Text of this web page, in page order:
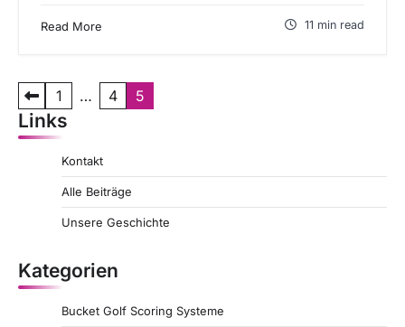
Read More 11 min read
P
o
a
g
1 … 4 5
Links
Kontakt
Alle Beiträge
Unsere Geschichte
Kategorien
Bucket Golf Scoring Systeme